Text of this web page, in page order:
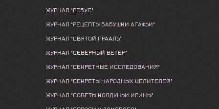
ЖУРНАЛ "РЕБУС"
ЖУРНАЛ "РЕЦЕПТЫ БАБУШКИ АГАФЬИ"
ЖУРНАЛ "СВЯТОЙ ГРААЛЬ"
ЖУРНАЛ "СЕВЕРНЫЙ ВЕТЕР"
ЖУРНАЛ "СЕКРЕТНЫЕ ИССЛЕДОВАНИЯ"
ЖУРНАЛ "СЕКРЕТЫ НАРОДНЫХ ЦЕЛИТЕЛЕЙ"
ЖУРНАЛ "СОВЕТЫ КОЛДУНЬИ ИРИНЫ"